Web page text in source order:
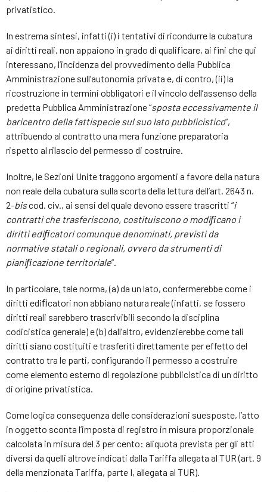
privatistico.
In estrema sintesi, infatti (i) i tentativi di ricondurre la cubatura
ai diritti reali, non appaiono in grado di qualificare, ai fini che qui
interessano, l’incidenza del provvedimento della Pubblica
Amministrazione sull’autonomia privata e, di contro, (ii) la
ricostruzione in termini obbligatori e il vincolo dell’assenso della
predetta Pubblica Amministrazione “sposta eccessivamente il
baricentro della fattispecie sul suo lato pubblicistico”,
attribuendo al contratto una mera funzione preparatoria
rispetto al rilascio del permesso di costruire.
Inoltre, le Sezioni Unite traggono argomenti a favore della natura
non reale della cubatura sulla scorta della lettura dell’art. 2643 n.
2-biscod. civ., ai sensi del quale devono essere trascritti “i
contratti che trasferiscono, costituiscono o modiﬁcano i
diritti ediﬁcatori comunque denominati, previsti da
normative statali o regionali, ovvero da strumenti di
pianiﬁcazione territoriale”.
In particolare, tale norma, (a) da un lato, confermerebbe come i
diritti ediﬁcatori non abbiano natura reale (infatti, se fossero
diritti reali sarebbero trascrivibili secondo la disciplina
codicistica generale) e (b) dall’altro, evidenzierebbe come tali
diritti siano costituiti e trasferiti direttamente per effetto del
contratto tra le parti, configurando il permesso a costruire
come elemento esterno di regolazione pubblicistica di un diritto
di origine privatistica.
Come logica conseguenza delle considerazioni suesposte, l’atto
in oggetto sconta l’imposta di registro in misura proporzionale
calcolata in misura del 3 per cento: aliquota prevista per gli atti
diversi da quelli altrove indicati dalla Tariffa allegata al TUR (art. 9
della menzionata Tariffa, parte I, allegata al TUR).